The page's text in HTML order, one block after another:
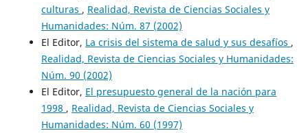
culturas , Realidad, Revista de Ciencias Sociales y
Humanidades: Núm. 87 (2002)
El Editor, La crisis del sistema de salud y sus desafíos ,
Realidad, Revista de Ciencias Sociales y Humanidades:
Núm. 90 (2002)
El Editor, El presupuesto general de la nación para
1998 , Realidad, Revista de Ciencias Sociales y
Humanidades: Núm. 60 (1997)